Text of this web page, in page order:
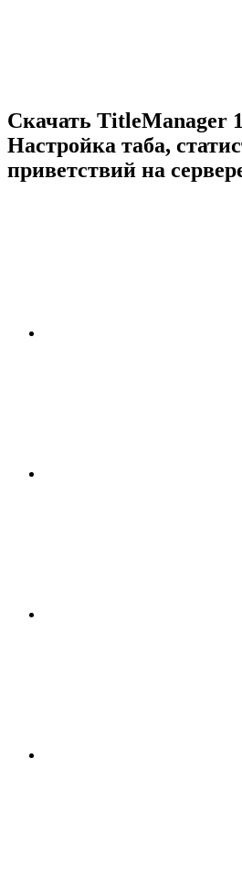
Скачать TitleManager
Настройка таба,
приветствий на